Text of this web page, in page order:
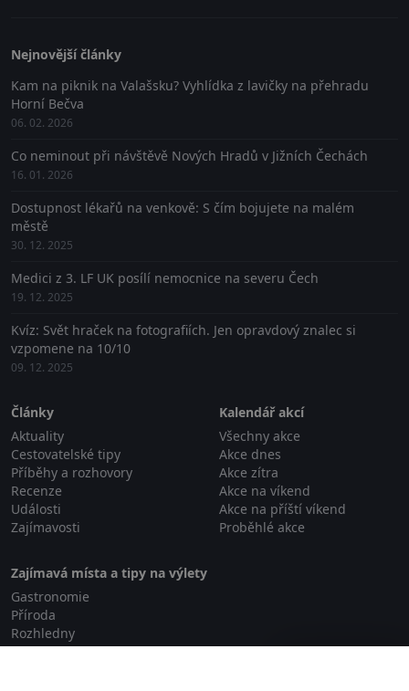
Nejnovější články
Kam na piknik na Valašsku? Vyhlídka z lavičky na přehradu
Horní Bečva
06. 02. 2026
Co neminout při návštěvě Nových Hradů v Jižních Čechách
16. 01. 2026
Dostupnost lékařů na venkově: S čím bojujete na malém
městě
30. 12. 2025
Medici z 3. LF UK posílí nemocnice na severu Čech
19. 12. 2025
Kvíz: Svět hraček na fotografiích. Jen opravdový znalec si
vzpomene na 10/10
09. 12. 2025
Články
Aktuality
Cestovatelské tipy
Příběhy a rozhovory
Recenze
Události
Zajímavosti
Kalendář akcí
Všechny akce
Akce dnes
Akce zítra
Akce na víkend
Akce na příští víkend
Proběhlé akce
Zajímavá místa a tipy na výlety
Gastronomie
Příroda
Rozhledny
Relaxace a wellness